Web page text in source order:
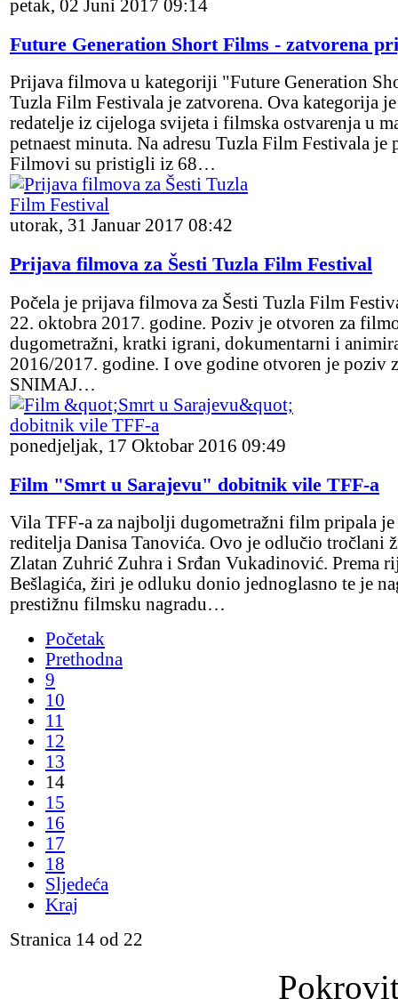
petak, 02 Juni 2017 09:14
Future Generation Short Films - zatvorena
Prijava filmova u kategoriji "Future Generation
Tuzla Film Festivala je zatvorena. Ova kategorija
redatelje iz cijeloga svijeta i filmska ostvarenja u
petnaest minuta. Na adresu Tuzla Film Festivala
Filmovi su pristigli iz 68…
utorak, 31 Januar 2017 08:42
Prijava filmova za Šesti Tuzla Film Festival
Počela je prijava filmova za Šesti Tuzla Film
22. oktobra 2017. godine. Poziv je otvoren za
dugometražni, kratki igrani, dokumentarni i
2016/2017. godine. I ove godine otvoren je poziv
SNIMAJ…
ponedjeljak, 17 Oktobar 2016 09:49
Film "Smrt u Sarajevu" dobitnik vile TFF-a
Vila TFF-a za najbolji dugometražni film pripala
reditelja Danisa Tanovića. Ovo je odlučio tročlani
Zlatan Zuhrić Zuhra i Srđan Vukadinović. Prema
Bešlagića, žiri je odluku donio jednoglasno te je
prestižnu filmsku nagradu…
Početak
Prethodna
9
10
11
12
13
14
15
16
17
18
Sljedeća
Kraj
Stranica 14 od 22